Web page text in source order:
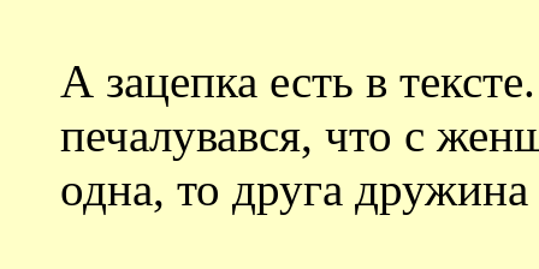
А зацепка есть в
печалувався, что с
одна, то друга дружина